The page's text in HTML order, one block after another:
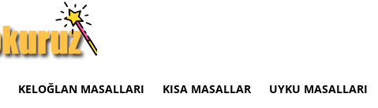
KELOĞLAN MASALLARI KISA MASALLAR UYKU MASALLARI